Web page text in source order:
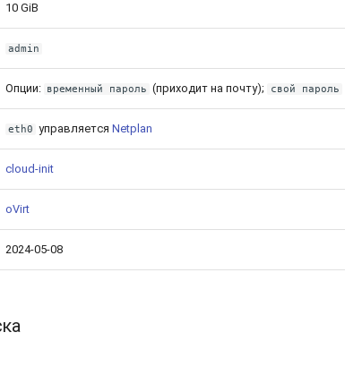
10 GiB
admin
Опции: временный пароль (приходит на почту); свой пароль
eth0 управляетсяNetplan
cloud-init
oVirt
2024-05-08